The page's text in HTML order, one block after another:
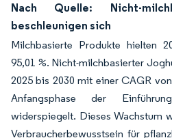
Nach Quelle: Nicht-
beschleunigen sich
Milchbasierte Produkte hielten
95,01 %. Nicht-milchbasierter
2025 bis 2030 mit einer CAGR
Anfangsphase der
widerspiegelt. Dieses Wachstum
Verbraucherbewusstsein für